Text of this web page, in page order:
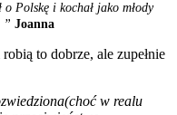
Polskę i kochał jako młody
” Joanna
to dobrze, ale zupełnie
w realu